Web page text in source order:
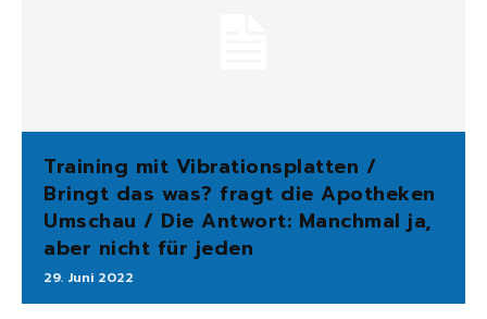
Training mit Vibrationsplatten /
Bringt das was? fragt die Apotheken
Umschau / Die Antwort: Manchmal ja,
aber nicht für jeden
29. Juni 2022